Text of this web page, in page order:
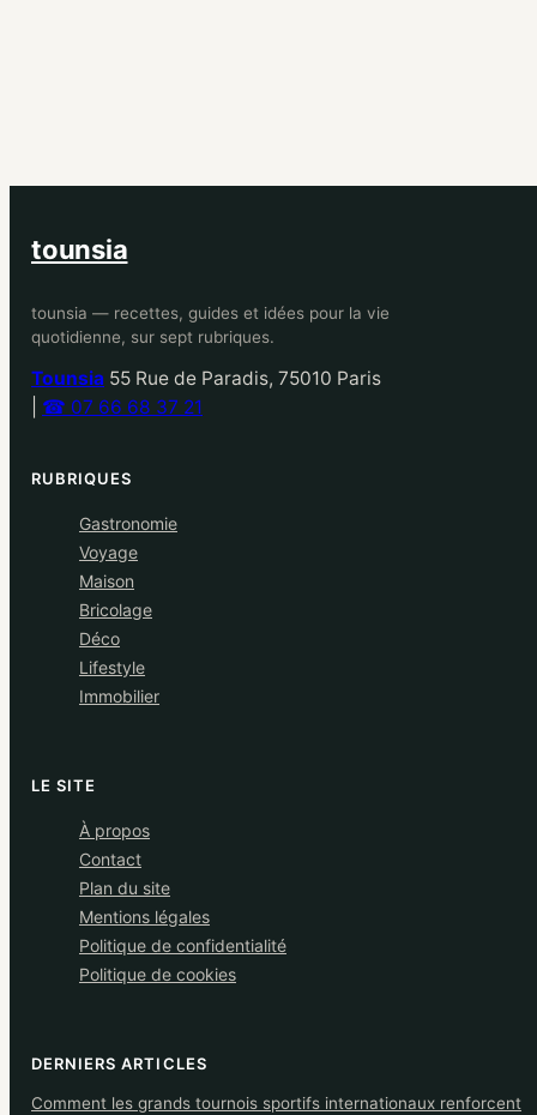
tounsia
tounsia — recettes, guides et idées pour la vie
quotidienne, sur sept rubriques.
Tounsia 55 Rue de Paradis, 75010 Paris
☎ 07 66 68 37 21
RUBRIQUES
Gastronomie
Voyage
Maison
Bricolage
Déco
Lifestyle
Immobilier
LE SITE
À propos
Contact
Plan du site
Mentions légales
Politique de confidentialité
Politique de cookies
DERNIERS ARTICLES
Comment les grands tournois sportifs internationaux renforcent